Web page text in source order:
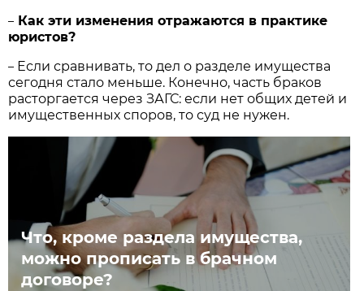
– Как эти изменения отражаются в практике
юристов?
– Если сравнивать, то дел о разделе имущества
сегодня стало меньше. Конечно, часть браков
расторгается через ЗАГС: если нет общих детей и
имущественных споров, то суд не нужен.
Что, кроме раздела имущества,
можно прописать в брачном
договоре?